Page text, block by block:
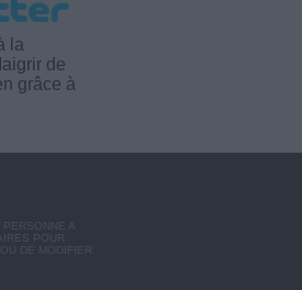
la
de
grâce à
A
POUR
DE MODIFIER